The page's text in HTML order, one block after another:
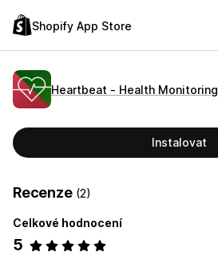
Shopify App Store
Heartbeat ‑ Health Monitoring
Instalovat
Recenze (2)
Celkové hodnocení
5